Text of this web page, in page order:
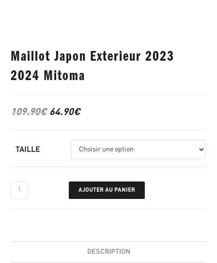
Maillot Japon Exterieur 2023
2024 Mitoma
109.90€ 64.90€
TAILLE
AJOUTER AU PANIER
DESCRIPTION